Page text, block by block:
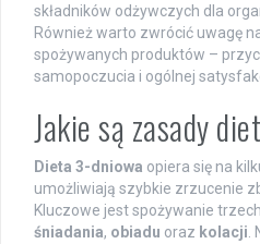
składników odżywczych dla
Również warto zwrócić uwagę
spożywanych produktów –
samopoczucia i ogólnej
Jakie są zasady
Dieta 3-dniowa opiera się na
umożliwiają szybkie zrzucenie
Kluczowe jest spożywanie
śniadania, obiadu oraz kolacji